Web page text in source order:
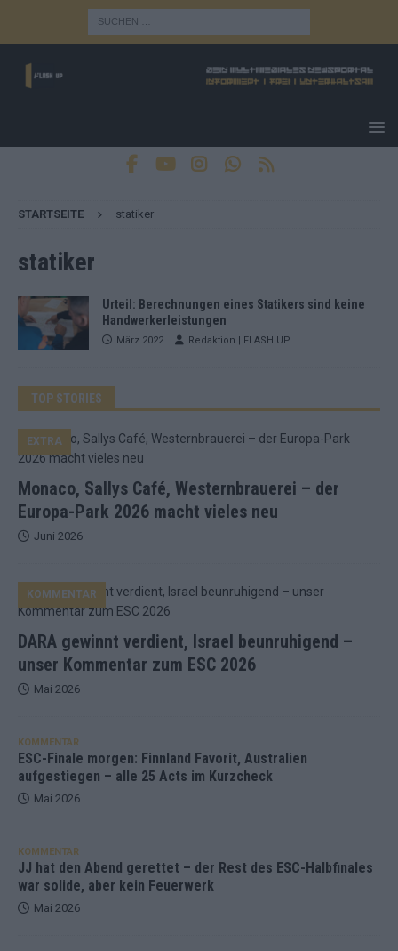
STARTSEITE statiker
statiker
Urteil: Berechnungen eines Statikers sind keine
Handwerkerleistungen
März 2022 Redaktion | FLASH UP
TOP STORIES
Monaco, Sallys Café, Westernbrauerei – der
Europa-Park 2026 macht vieles neu
EXTRA
Juni 2026
DARA gewinnt verdient, Israel beunruhigend –
unser Kommentar zum ESC 2026
KOMMENTAR
Mai 2026
KOMMENTAR
ESC-Finale morgen: Finnland Favorit, Australien
aufgestiegen – alle 25 Acts im Kurzcheck
Mai 2026
KOMMENTAR
JJ hat den Abend gerettet – der Rest des ESC-Halbfinales
war solide, aber kein Feuerwerk
Mai 2026